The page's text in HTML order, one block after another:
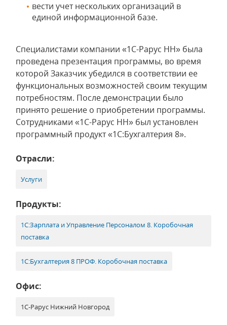
вести учет нескольких организаций в
единой информационной базе.
Специалистами компании «1С-Рарус НН» была
проведена презентация программы, во время
которой Заказчик убедился в соответствии ее
функциональных возможностей своим текущим
потребностям. После демонстрации было
принято решение о приобретении программы.
Сотрудниками «1С-Рарус НН» был установлен
программный продукт «1С:Бухгалтерия 8».
Отрасли:
Услуги
Продукты:
1С:Зарплата и Управление Персоналом 8. Коробочная
поставка
1С:Бухгалтерия 8 ПРОФ. Коробочная поставка
Офис:
1С-Рарус Нижний Новгород